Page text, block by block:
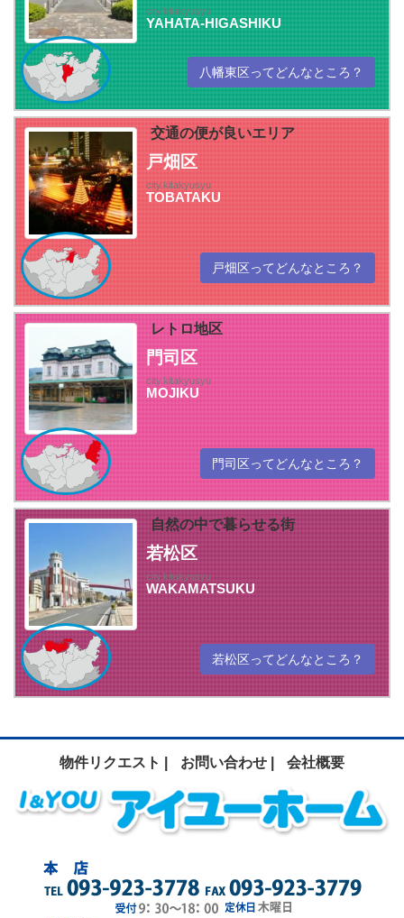
city.kitakyusyu
YAHATA-HIGASHIKU
八幡東区ってどんなところ？
交通の便が良いエリア
戸畑区
city.kitakyusyu
TOBATAKU
戸畑区ってどんなところ？
レトロ地区
門司区
city.kitakyusyu
MOJIKU
門司区ってどんなところ？
自然の中で暮らせる街
若松区
city.kitakyusyu
WAKAMATSUKU
若松区ってどんなところ？
物件リクエスト | お問い合わせ | 会社概要